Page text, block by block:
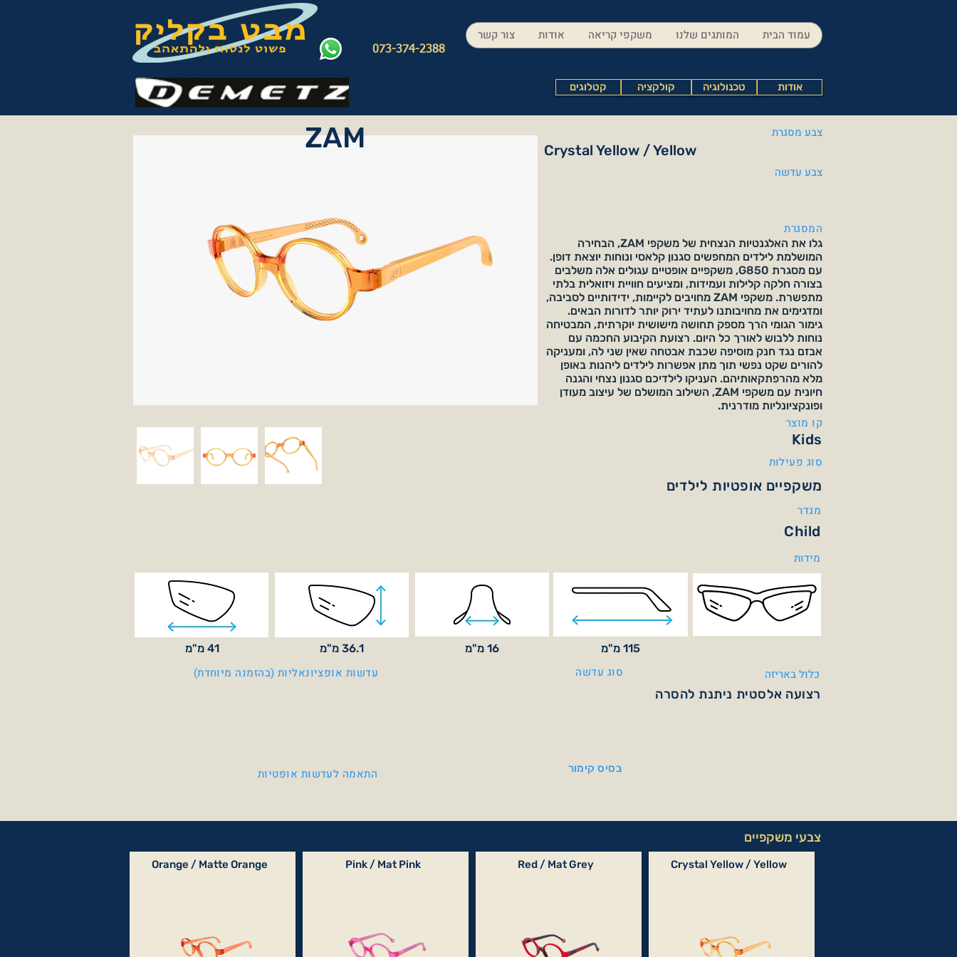
073-374-2388
עמוד הבית המותגים שלנו משקפי קריאה אודות צור קשר
קטלוגים קולקציה טכנולוגיה אודות
ZAM צבע מסגרת
Crystal Yellow / Yellow
צבע עדשה
המסגרת
גלו את האלגנטיות הנצחית של משקפי ZAM, הבחירה
המושלמת לילדים המחפשים סגנון קלאסי ונוחות יוצאת דופן.
עם מסגרת G850, משקפיים אופטיים עגולים אלה משלבים
בצורה חלקה קלילות ועמידות, ומציעים חוויית ויזואלית בלתי
מתפשרת. משקפי ZAM מחויבים לקיימות, ידידותיים לסביבה,
ומדגימים את מחויבותנו לעתיד ירוק יותר לדורות הבאים.
גימור הגומי הרך מספק תחושה מישושית יוקרתית, המבטיחה
נוחות ללבוש לאורך כל היום. רצועת הקיבוע החכמה עם
אבזם נגד חנק מוסיפה שכבת אבטחה שאין שני לה, ומעניקה
להורים שקט נפשי תוך מתן אפשרות לילדים ליהנות באופן
מלא מהרפתקאותיהם. העניקו לילדיכם סגנון נצחי והגנה
חיונית עם משקפי ZAM, השילוב המושלם של עיצוב מעודן
ופונקציונליות מודרנית.
קו מוצר
Kids
סוג פעילות
משקפיים אופטיות לילדים
מגדר
Child
מידות
41 מ"מ 36.1 מ"מ
עדשות אופציונאליות (בהזמנה מיוחדת)
התאמה לעדשות אופטיות
16 מ"מ 115 מ"מ
סוג עדשה
כלול באריזה
רצועה אלסטית ניתנת להסרה
בסיס קימור
צבעי משקפיים
Orange / Matte Orange Pink / Mat Pink Red / Mat Grey Crystal Yellow / Yellow